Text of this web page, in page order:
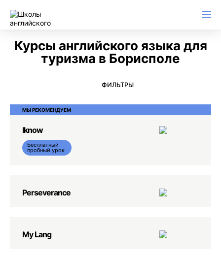
Курсы английского языка для
туризма в Борисполе
ФИЛЬТРЫ
МЫ РЕКОМЕНДУЕМ
Iknow
Бесплатный
пробный урок
Perseverance
My Lang